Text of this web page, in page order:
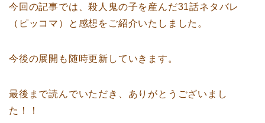
今回の記事では、殺人鬼の子を産んだ31話ネタバレ
（ピッコマ）と感想をご紹介いたしました。
今後の展開も随時更新していきます。
最後まで読んでいただき、ありがとうございまし
た！！